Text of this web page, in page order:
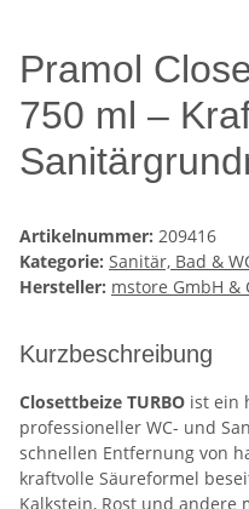
Pramol
750 ml –
Artikelnummer: 209416
Kategorie: Sanitär, Bad &
Hersteller: mstore GmbH &
Kurzbeschreibung
Closettbeize TURBO ist ein
professioneller WC- und
schnellen Entfernung von
kraftvolle Säureformel
Kalkstein, Rost und andere